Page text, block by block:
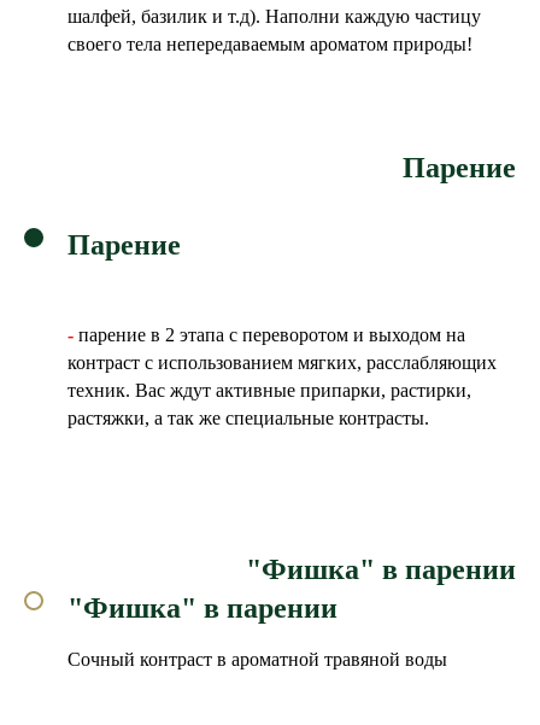
шалфей, базилик и т.д). Наполни каждую частицу
своего тела непередаваемым ароматом природы!
Парение
Парение
- парение в 2 этапа с переворотом и выходом на
контраст с использованием мягких, расслабляющих
техник. Вас ждут активные припарки, растирки,
растяжки, а так же специальные контрасты.
"Фишка" в парении
"Фишка" в парении
Сочный контраст в ароматной травяной воды